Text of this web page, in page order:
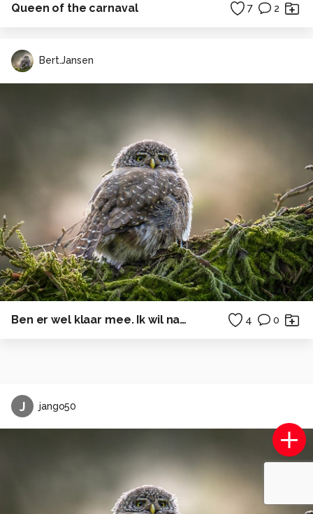
Queen of the carnaval 7 2
Bert.Jansen
Ben er wel klaar mee. Ik wil naar de kant. 4 0
J jango50